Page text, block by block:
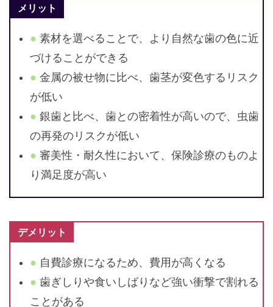
メリット
素材を選べることで、より自然な歯の色に近
づけることができる
金属の被せ物に比べ、歯茎が変色するリスク
が低い
銀歯と比べ、歯との密着性が高いので、虫歯
の再発のリスクが低い
審美性・耐久性において、保険診療のものよ
り満足度が高い
デメリット
自費診療になるため、費用が高くなる
歯ぎしりや食いしばりなど強い衝撃で割れる
ことがある